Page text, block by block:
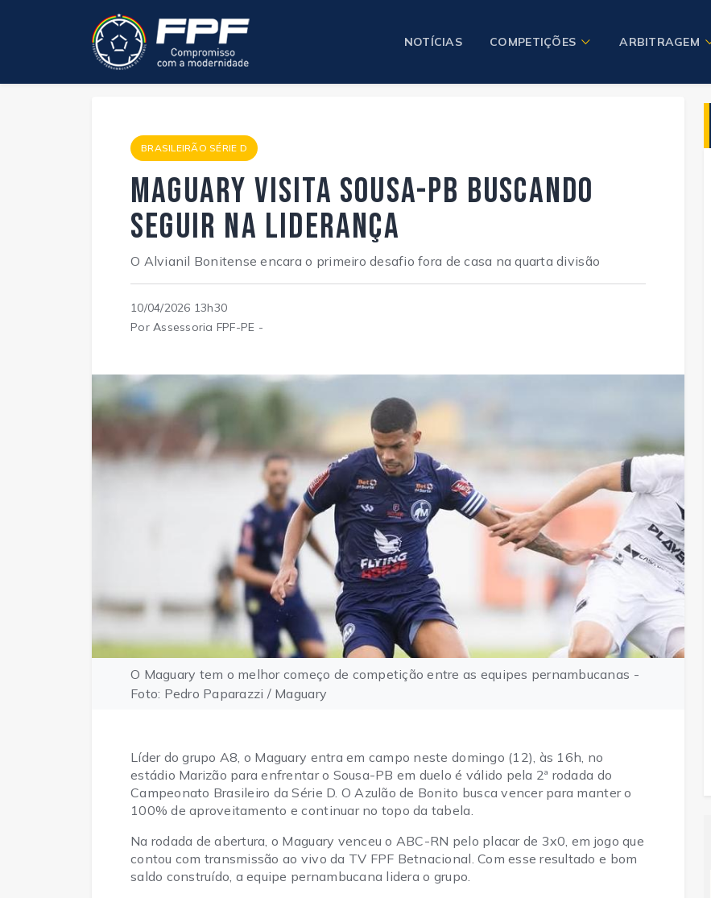
NOTÍCIAS COMPETIÇÕES ARBITRAGEM
BRASILEIRÃO SÉRIE D
Maguary visita Sousa-PB buscando
seguir na liderança
O Alvianil Bonitense encara o primeiro desafio fora de casa na quarta divisão
10/04/2026 13h30
Por Assessoria FPF-PE -
O Maguary tem o melhor começo de competição entre as equipes pernambucanas -
Foto: Pedro Paparazzi / Maguary
Líder do grupo A8, o Maguary entra em campo neste domingo (12), às 16h, no
estádio Marizão para enfrentar o Sousa-PB em duelo é válido pela 2ª rodada do
Campeonato Brasileiro da Série D. O Azulão de Bonito busca vencer para manter o
100% de aproveitamento e continuar no topo da tabela.
Na rodada de abertura, o Maguary venceu o ABC-RN pelo placar de 3x0, em jogo que
contou com transmissão ao vivo da TV FPF Betnacional. Com esse resultado e bom
saldo construído, a equipe pernambucana lidera o grupo.